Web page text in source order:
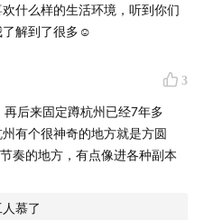
什么样的生活环境，听到你们
了解到了很多☺️
3
后来固定蹲杭州已经7年多
有个很神奇的地方就是方圆
奏的地方，有点像进各种副本
慕了